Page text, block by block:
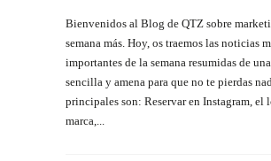
Bienvenidos al Blog de QTZ sobre
semana más. Hoy, os traemos las noticias
importantes de la semana resumidas de
sencilla y amena para que no te pierdas
principales son: Reservar en Instagram, el
marca,...